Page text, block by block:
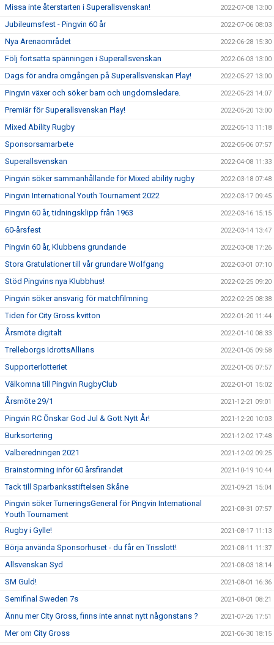
Missa inte återstarten i Superallsvenskan! 2022-07-08 13:00
Jubileumsfest - Pingvin 60 år 2022-07-06 08:03
Nya Arenaområdet 2022-06-28 15:30
Följ fortsatta spänningen i Superallsvenskan 2022-06-03 13:00
Dags för andra omgången på Superallsvenskan Play! 2022-05-27 13:00
Pingvin växer och söker barn och ungdomsledare. 2022-05-23 14:07
Premiär för Superallsvenskan Play! 2022-05-20 13:00
Mixed Ability Rugby 2022-05-13 11:18
Sponsorsamarbete 2022-05-06 07:57
Superallsvenskan 2022-04-08 11:33
Pingvin söker sammanhållande för Mixed ability rugby 2022-03-18 07:48
Pingvin International Youth Tournament 2022 2022-03-17 09:45
Pingvin 60 år, tidningsklipp från 1963 2022-03-16 15:15
60-årsfest 2022-03-14 13:47
Pingvin 60 år, Klubbens grundande 2022-03-08 17:26
Stora Gratulationer till vår grundare Wolfgang 2022-03-01 07:10
Stöd Pingvins nya Klubbhus! 2022-02-25 09:20
Pingvin söker ansvarig för matchfilmning 2022-02-25 08:38
Tiden för City Gross kvitton 2022-01-20 11:44
Årsmöte digitalt 2022-01-10 08:33
Trelleborgs IdrottsAllians 2022-01-05 09:58
Supporterlotteriet 2022-01-05 07:57
Välkomna till Pingvin RugbyClub 2022-01-01 15:02
Årsmöte 29/1 2021-12-21 09:01
Pingvin RC Önskar God Jul & Gott Nytt År! 2021-12-20 10:03
Burksortering 2021-12-02 17:48
Valberedningen 2021 2021-12-02 09:25
Brainstorming inför 60 årsfirandet 2021-10-19 10:44
Tack till Sparbanksstiftelsen Skåne 2021-09-21 15:04
Pingvin söker TurneringsGeneral för Pingvin International
Youth Tournament
2021-08-31 07:57
Rugby i Gylle! 2021-08-17 11:13
Börja använda Sponsorhuset - du får en Trisslott! 2021-08-11 11:37
Allsvenskan Syd 2021-08-03 18:14
SM Guld! 2021-08-01 16:36
Semifinal Sweden 7s 2021-08-01 08:21
Ännu mer City Gross, finns inte annat nytt någonstans ? 2021-07-26 17:51
Mer om City Gross 2021-06-30 18:15